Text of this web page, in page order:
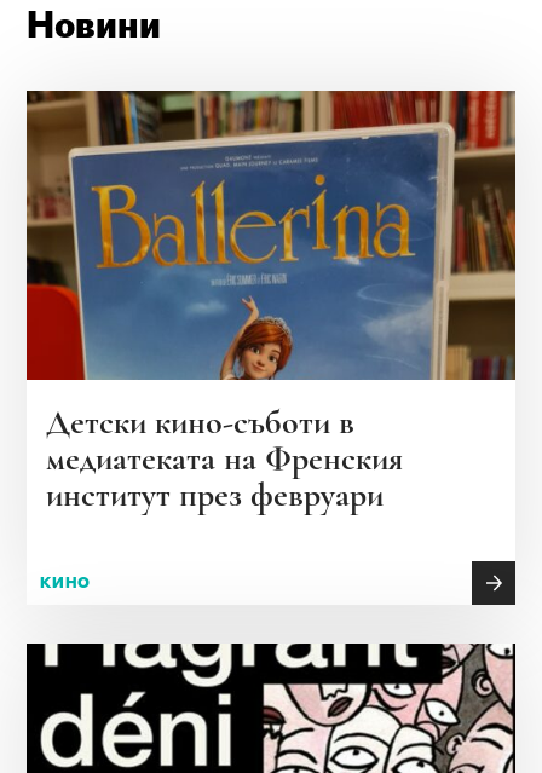
Новини
Детски кино-съботи в
медиатеката на Френския
институт през февруари
КИНО